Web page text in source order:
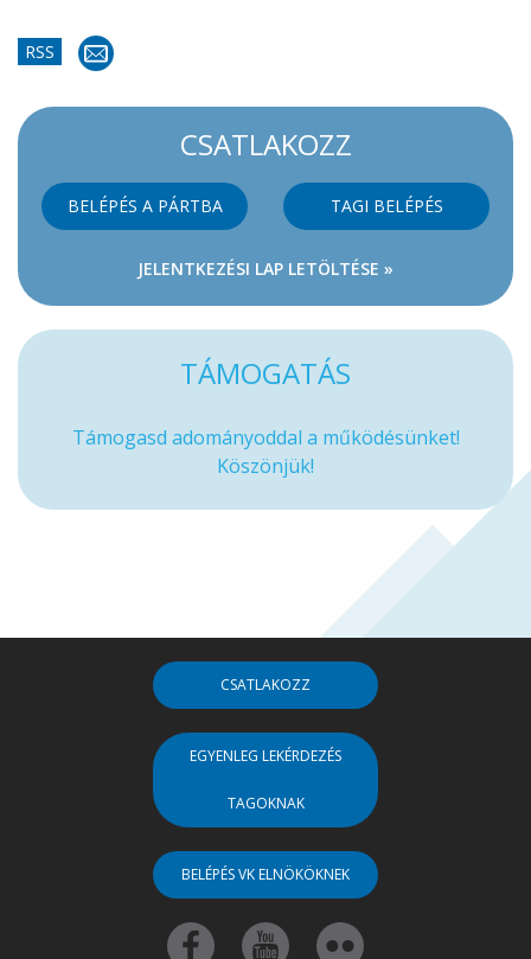
RSS
CSATLAKOZZ
BELÉPÉS A PÁRTBA TAGI BELÉPÉS
JELENTKEZÉSI LAP LETÖLTÉSE »
TÁMOGATÁS
Támogasd adományoddal a működésünket!
Köszönjük!
CSATLAKOZZ
EGYENLEG LEKÉRDEZÉS
TAGOKNAK
BELÉPÉS VK ELNÖKÖKNEK